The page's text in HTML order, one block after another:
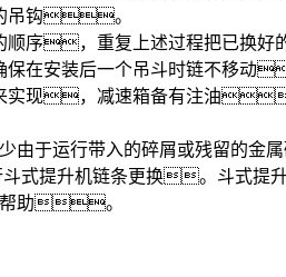
吊钩。
，重复上述过程把已换好的
安装后一个吊斗时链不移动
现，减速箱备有注油
运行带入的碎屑或残留的金
式提升机链条更换。斗式
帮助。